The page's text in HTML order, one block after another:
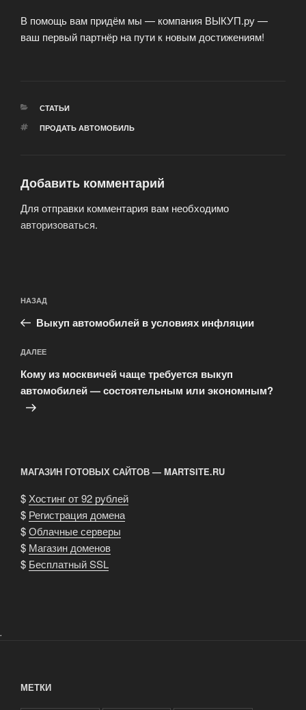
В помощь вам придём мы — компания ВЫКУП.ру —
ваш первый партнёр на пути к новым достижениям!
РУБРИКИ
СТАТЬИ
МЕТКИ
ПРОДАТЬ АВТОМОБИЛЬ
Добавить комментарий
Для отправки комментария вам необходимо
авторизоваться.
по
записям
Предыдущая
запись:
НАЗАД
Выкуп автомобилей в условиях инфляции
Следующая
запись
ДАЛЕЕ
Кому из москвичей чаще требуется выкуп
автомобилей — состоятельным или экономным?
МАГАЗИН ГОТОВЫХ САЙТОВ — MARTSITE.RU
$ Хостинг от 92 рублей
$ Регистрация домена
$Облачные серверы
$ Магазин доменов
$ Бесплатный SSL
.
МЕТКИ